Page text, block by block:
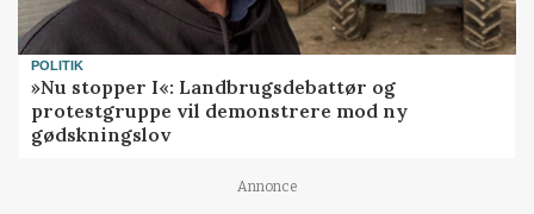
POLITIK
»Nu stopper I«: Landbrugsdebattør og
protestgruppe vil demonstrere mod ny
gødskningslov
Annonce